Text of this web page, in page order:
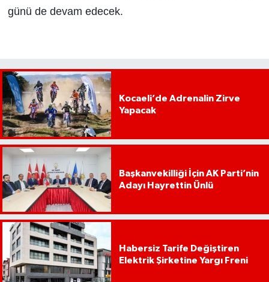
günü de devam edecek.
Kocaeli’de Adrenalin Zirve
Yapacak
Başkanvekilliği İçin AK Parti’nin
Adayı Hayrettin Ünlü
Habersiz Tarife Değiştiren
Elektrik Şirketine Yargı Freni